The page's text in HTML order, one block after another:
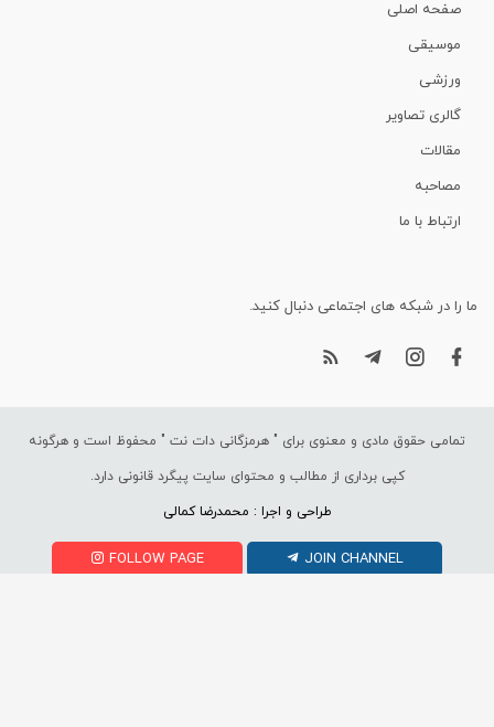
صفحه اصلی
موسیقی
ورزشی
گالری تصاویر
مقالات
مصاحبه
ارتباط با ما
ما را در شبکه های اجتماعی دنبال کنید.
تمامی حقوق مادی و معنوی برای " هرمزگانی دات نت " محفوظ است و هرگونه
کپی برداری از مطالب و محتوای سایت پیگرد قانونی دارد.
طراحی و اجرا : محمدرضا کمالی
FOLLOW PAGE JOIN CHANNEL